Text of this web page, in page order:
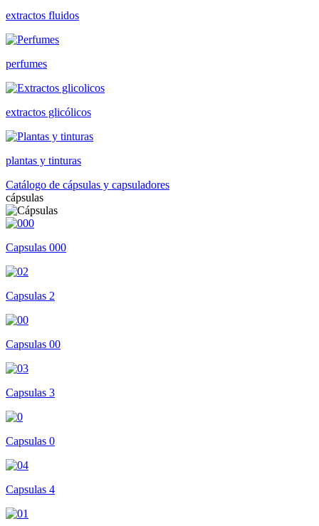
extractos fluidos
perfumes
extractos glicólicos
plantas y tinturas
Catálogo de cápsulas y capsuladores
cápsulas
Capsulas 000
Capsulas 2
Capsulas 00
Capsulas 3
Capsulas 0
Capsulas 4